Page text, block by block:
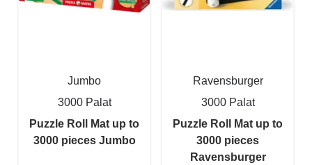
Jumbo
3000 Palat
Puzzle Roll Mat up to
3000 pieces Jumbo
Ravensburger
3000 Palat
Puzzle Roll Mat up to
3000 pieces
Ravensburger